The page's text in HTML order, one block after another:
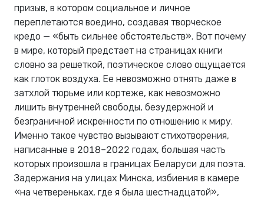
призыв, в котором социальное и личное
переплетаются воедино, создавая творческое
кредо — «быть сильнее обстоятельств». Вот почему
в мире, который предстает на страницах книги
словно за решеткой, поэтическое слово ощущается
как глоток воздуха. Ее невозможно отнять даже в
затхлой тюрьме или кортеже, как невозможно
лишить внутренней свободы, безудержной и
безграничной искренности по отношению к миру.
Именно такое чувство вызывают стихотворения,
написанные в 2018–2022 годах, большая часть
которых произошла в границах Беларуси для поэта.
Задержания на улицах Минска, избиения в камере
«на четвереньках, где я была шестнадцатой»,